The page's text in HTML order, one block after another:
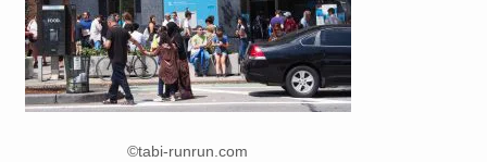
©tabi-runrun.com